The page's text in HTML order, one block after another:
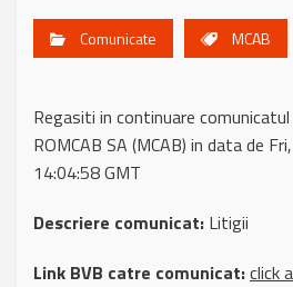
Comunicate MCAB
Regasiti in continuare
ROMCAB SA (MCAB) in data de
14:04:58 GMT
Descriere comunicat: Litigii
Link BVB catre comunicat:click